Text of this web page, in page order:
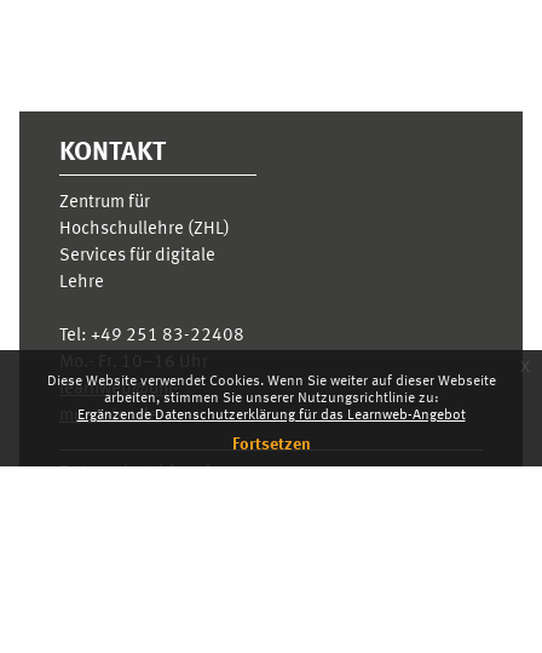
Diese Website verwendet Cookies. Wenn Sie weiter auf dieser Webseite
arbeiten, stimmen Sie unserer Nutzungsrichtlinie zu:
Ergänzende Datenschutzerklärung für das Learnweb-Angebot
Fortsetzen
x
KONTAKT
Zentrum für
Hochschullehre (ZHL)
Services für digitale
Lehre
Tel: +49 251 83-22408
learnweb@uni-
muenster.de
Datenschutzhinweis